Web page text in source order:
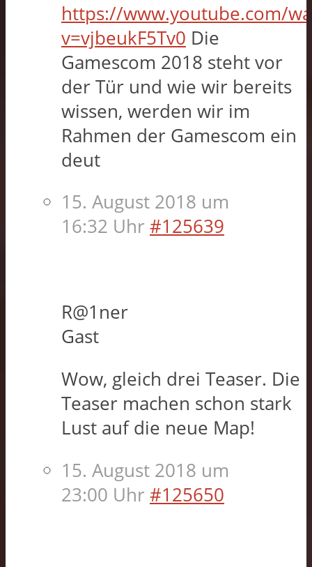
https://www.youtube.com/
v=vjbeukF5Tv0 Die
Gamescom 2018 steht vor
der Tür und wie wir bereits
wissen, werden wir im
Rahmen der Gamescom ein
deut
15. August 2018 um
16:32 Uhr #125639
R@1ner
Gast
Wow, gleich drei Teaser. Die
Teaser machen schon stark
Lust auf die neue Map!
15. August 2018 um
23:00 Uhr #125650